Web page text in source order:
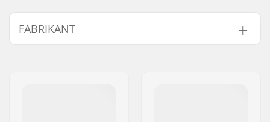
Lengte:
180-220 cm
Gewicht:
FABRIKANT